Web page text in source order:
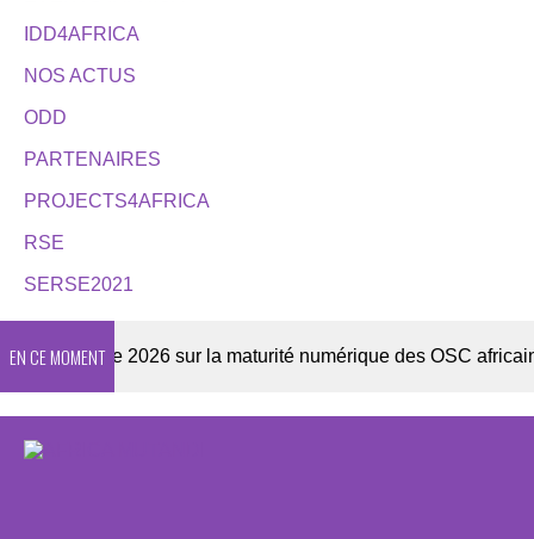
IDD4AFRICA
NOS ACTUS
ODD
PARTENAIRES
PROJECTS4AFRICA
RSE
SERSE2021
EN CE MOMENT
Enquête 2026 sur la maturité numérique des OSC africaines